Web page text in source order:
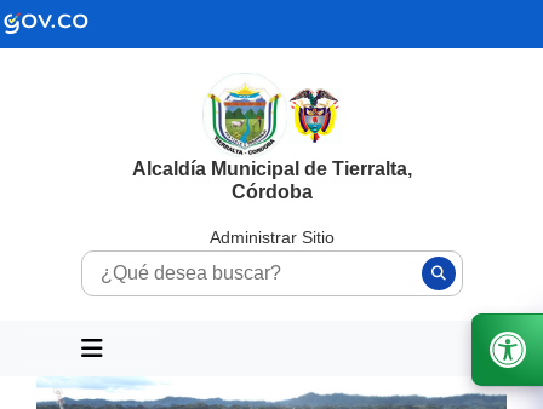
Alcaldía Municipal de Tierralta,
Córdoba
Administrar Sitio